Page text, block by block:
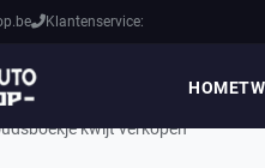
Klantenservice:
HOME
kwijt verkopen